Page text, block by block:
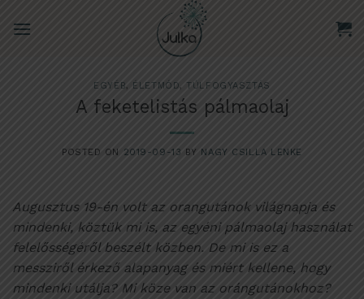
EGYÉB, ÉLETMÓD, TÚLFOGYASZTÁS
A feketelistás pálmaolaj
POSTED ON 2019-09-13 BY NAGY CSILLA LENKE
Augusztus 19-én volt az orangutánok világnapja és
mindenki, köztük mi is, az egyéni pálmaolaj használat
felelősségéről beszélt közben. De mi is ez a
messziről érkező alapanyag és miért kellene, hogy
mindenki utálja? Mi köze van az orángutánokhoz?